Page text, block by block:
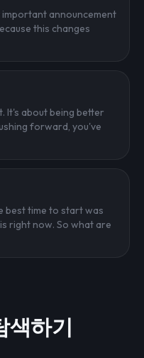
announcement
this changes
It's about being better
forward, you've
best time to start was
right now. So what are
색하기